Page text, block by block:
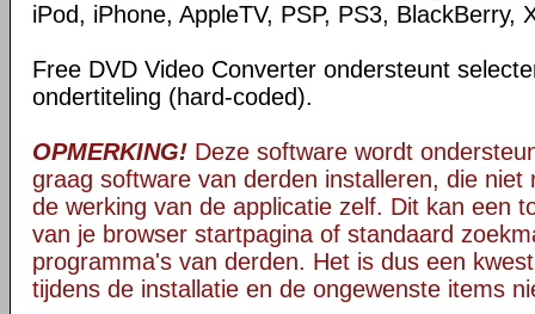
iPod, iPhone, AppleTV, PSP, PS3, BlackBerry,
Free DVD Video Converter ondersteunt
ondertiteling (hard-coded).
OPMERKING! Deze software wordt
graag software van derden installeren, die niet
de werking van de applicatie zelf. Dit kan een
van je browser startpagina of standaard
programma's van derden. Het is dus een
tijdens de installatie en de ongewenste items